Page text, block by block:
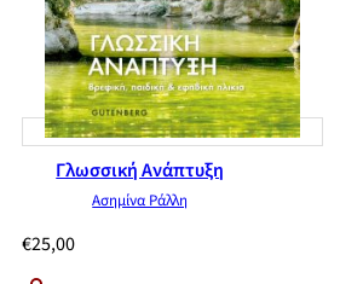
Γλωσσική Ανάπτυξη
Ασημίνα Ράλλη
€25,00